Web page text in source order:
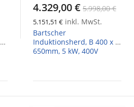
4.329,00 € 5.998,00 €
5.151,51 € inkl. MwSt.
Bartscher
Induktionsherd, B 400 x T
650mm, 5 kW, 400V